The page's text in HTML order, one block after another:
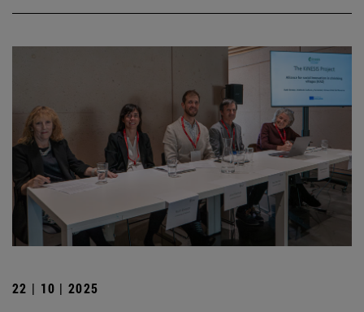
22 | 10 | 2025